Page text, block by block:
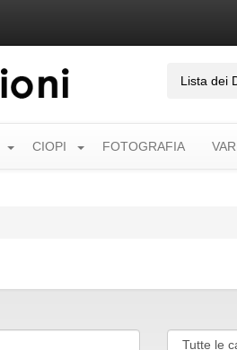
Lista dei
CIOPI FOTOGRAFIA